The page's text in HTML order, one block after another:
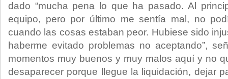
dado “mucha pena lo que ha pasado. Al
equipo, pero por último me sentía mal, no
cuando las cosas estaban peor. Hubiese sido
haberme evitado problemas no aceptando”,
momentos muy buenos y muy malos aquí y no
desaparecer porque llegue la liquidación, dejar